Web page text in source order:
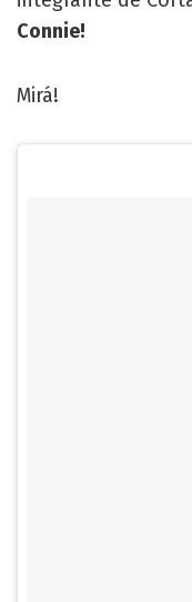
Connie!
Mirá!